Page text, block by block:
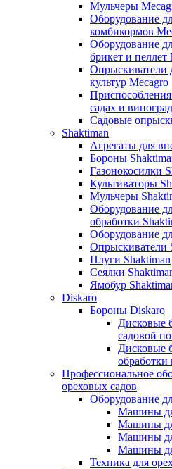
Мульчеры
Оборудование
комбикормов
Оборудование
брикет и пеллет
Опрыскиватели
культур Mecagro
садах и
Садовые
Shaktiman
Агрегаты для
Бороны
Газонокосилки
Культиваторы
Мульчеры
Оборудование
обработки
Оборудование
Опрыскиватели
Плуги Shaktiman
Сеялки
Ямобур
Diskaro
Бороны Diskaro
Дисковые
садовой
Дисковые
Профессиональное
ореховых садов
Оборудование
Машины
Машины
Машины
Машины
Техника для